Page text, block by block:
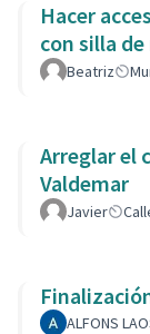
Hacer
con silla de
Beatriz
Arreglar el camino de
Valdemar
Javier
ALFONS